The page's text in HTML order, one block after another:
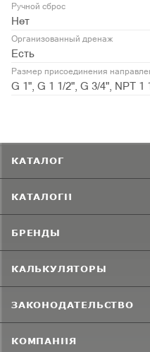
Ручной сброс
Нет
Организованный дренаж
Есть
Размер присоединения
G 1", G 1 1/2", G 3/4", NPT 1
КАТАЛОГ
КАТАЛОГИ
БРЕНДЫ
КАЛЬКУЛЯТОРЫ
ЗАКОНОДАТЕЛЬСТВО
КОМПАНИЯ